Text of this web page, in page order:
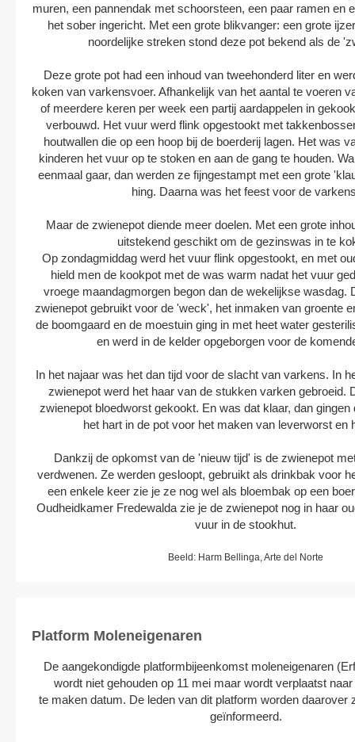
muren, een pannendak met schoorsteen, een paar ramen en
het sober ingericht. Met een grote blikvanger: een grote
noordelijke streken stond deze pot bekend als de
Deze grote pot had een inhoud van tweehonderd liter en
koken van varkensvoer. Afhankelijk van het aantal te voeren
of meerdere keren per week een partij aardappelen in
verbouwd. Het vuur werd flink opgestookt met
houtwallen die op een hoop bij de boerderij lagen. Het was
kinderen het vuur op te stoken en aan de gang te houden.
eenmaal gaar, dan werden ze fijngestampt met een grote
hing. Daarna was het feest voor de
Maar de zwienepot diende meer doelen. Met een grote
uitstekend geschikt om de gezinswas in te
Op zondagmiddag werd het vuur flink opgestookt, en met
hield men de kookpot met de was warm nadat het vuur
vroege maandagmorgen begon dan de wekelijkse wasdag.
zwienepot gebruikt voor de 'weck', het inmaken van groente
de boomgaard en de moestuin ging in met heet water
en werd in de kelder opgeborgen voor de
In het najaar was het dan tijd voor de slacht van varkens. In
zwienepot werd het haar van de stukken varken gebroeid.
zwienepot bloedworst gekookt. En was dat klaar, dan gingen
het hart in de pot voor het maken van leverworst en
Dankzij de opkomst van de 'nieuw tijd' is de zwienepot
verdwenen. Ze werden gesloopt, gebruikt als drinkbak voor
een enkele keer zie je ze nog wel als bloembak op een
Oudheidkamer Fredewalda zie je de zwienepot nog in haar
vuur in de stookhut.
Beeld: Harm Bellinga, Arte del Norte
Platform Moleneigenaren
De aangekondigde platformbijeenkomst moleneigenaren
wordt niet gehouden op 11 mei maar wordt verplaatst
te maken datum. De leden van dit platform worden daarover
geïnformeerd.